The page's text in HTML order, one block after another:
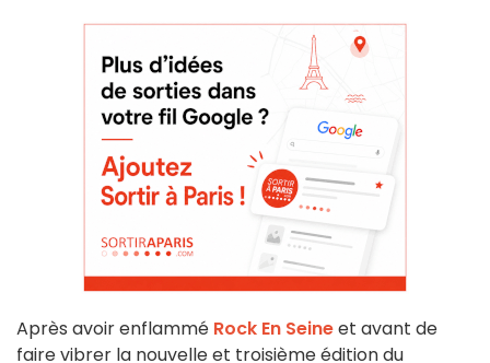
Après avoir enflammé Rock En Seineet avant de
faire vibrer la nouvelle et troisième édition du